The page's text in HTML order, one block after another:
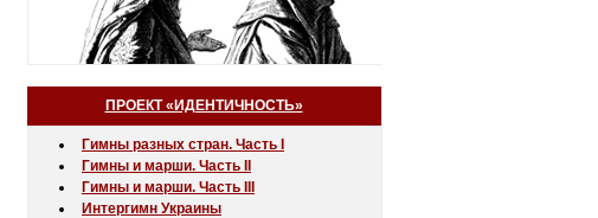
ПРОЕКТ «ИДЕНТИЧНОСТЬ»
Гимны разных стран. Часть I
Гимны и марши. Часть II
Гимны и марши. Часть III
Интергимн Украины